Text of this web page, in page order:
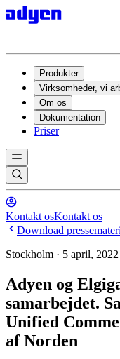
Produkter
Virksomheder, vi
Om os
Dokumentation
Priser
Kontakt osKontakt os
Download
Stockholm · 5 april, 2022
Adyen og
samarbejdet.
Unified
af Norden